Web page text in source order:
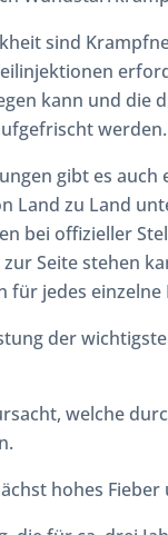
sind
kann und
werden.
gibt es
Land zu Land
bei offizieller
Seite stehen
jedes einzelne
der
welche
hohes